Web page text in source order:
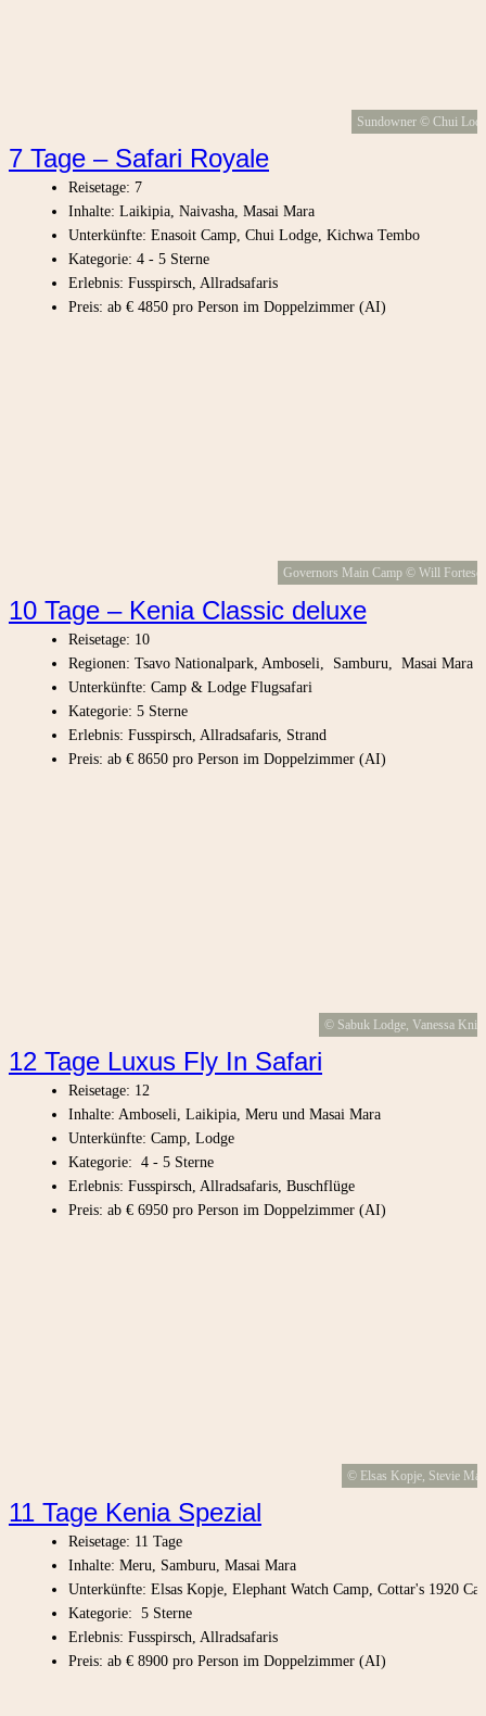
Sundowner © Chui
7 Tage – Safari Royale
Reisetage: 7
Inhalte: Laikipia, Naivasha, Masai Mara
Unterkünfte: Enasoit Camp, Chui Lodge, Kichwa Tembo
Kategorie: 4 - 5 Sterne
Erlebnis: Fusspirsch, Allradsafaris
Preis: ab € 4850 pro Person im Doppelzimmer (AI)
Governors Main Camp © Will
10 Tage – Kenia Classic deluxe
Reisetage: 10
Regionen: Tsavo Nationalpark, Amboseli, Samburu, Masai Mara
Unterkünfte: Camp & Lodge Flugsafari
Kategorie: 5 Sterne
Erlebnis: Fusspirsch, Allradsafaris, Strand
Preis: ab € 8650 pro Person im Doppelzimmer (AI)
© Sabuk Lodge, Vanessa
12 Tage Luxus Fly In Safari
Reisetage: 12
Inhalte: Amboseli, Laikipia, Meru und Masai Mara
Unterkünfte: Camp, Lodge
Kategorie: 4 - 5 Sterne
Erlebnis: Fusspirsch, Allradsafaris, Buschflüge
Preis: ab € 6950 pro Person im Doppelzimmer (AI)
© Elsas Kopje, Stevie
11 Tage Kenia Spezial
Reisetage: 11 Tage
Inhalte: Meru, Samburu, Masai Mara
Unterkünfte: Elsas Kopje, Elephant Watch Camp, Cottar's 1920
Kategorie: 5 Sterne
Erlebnis: Fusspirsch, Allradsafaris
Preis: ab € 8900 pro Person im Doppelzimmer (AI)